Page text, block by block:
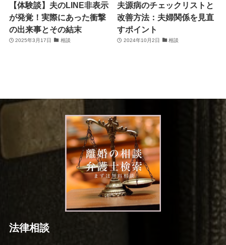
【体験談】夫のLINE非表示
が発覚！実際にあった衝撃
の出来事とその結末
2025年3月17日 相談
夫源病のチェックリストと
改善方法：夫婦関係を見直
すポイント
2024年10月2日 相談
法律相談